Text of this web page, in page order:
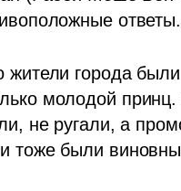
ответы.
города
молодой
не ругали, а
тоже были